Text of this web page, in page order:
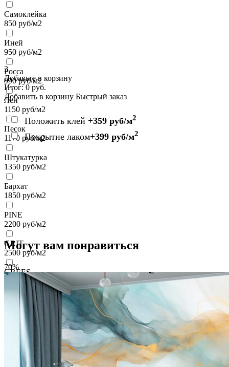
Самоклейка
850 руб/м2
Иней
950 руб/м2
Росса
990руб/м2
Лен
1150 руб/м2
Песок
1170 руб/м2
Штукатурка
1350 руб/м2
Бархат
1850 руб/м2
PINE
2200 руб/м2
GRIT
2500 руб/м2
GREES
2500руб/м2
VELOURS
2700 руб/м2
VENTO
руб/м2
BRISE
3
Добавьте в корзину
Итог:0 руб.
Добавить в корзину Быстрый заказ
Положить клей +359 руб/м2
Покрытие лаком+399 руб/м2
Могут вам понравиться
70%